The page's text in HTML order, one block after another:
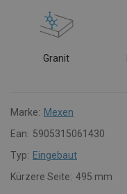
Granit
Marke: Mexen
Ean: 5905315061430
Typ: Eingebaut
Kürzere Seite: 495 mm